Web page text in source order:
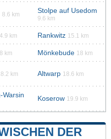
8.6 km Stolpe auf Usedom
9.6 km
km Rankwitz 15.1 km
km Mönkebude 18 km
km Altwarp 18.6 km
Warsin Koserow 19.9 km
DER